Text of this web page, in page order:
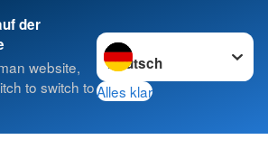
der
website,
to switch to
Sprache wechseln zu
Alles klar